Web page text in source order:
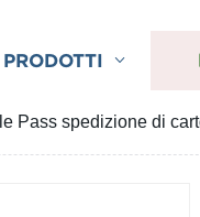
PRODOTTI
Pass spedizione di